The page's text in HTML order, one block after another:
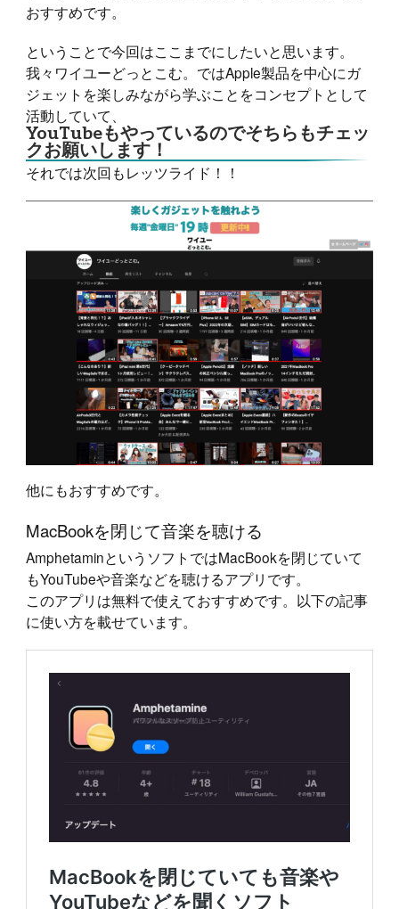
おすすめです。
ということで今回はここまでにしたいと思います。
我々ワイユーどっとこむ。ではApple製品を中心にガ
ジェットを楽しみながら学ぶことをコンセプトとして
活動していて、
YouTubeもやっているのでそちらもチェッ
クお願いします！
それでは次回もレッツライド！！
他にもおすすめです。
MacBookを閉じて音楽を聴ける
AmphetaminというソフトではMacBookを閉じていて
もYouTubeや音楽などを聴けるアプリです。
このアプリは無料で使えておすすめです。以下の記事
に使い方を載せています。